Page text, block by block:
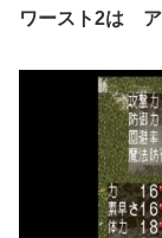
ワースト2は ア